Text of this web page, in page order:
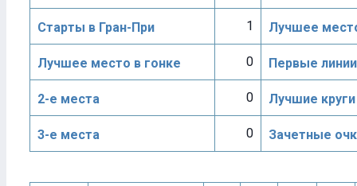
Старты в Гран-При 1 Лучшее
Лучшее место в гонке 0 Первые линии
2-е места 0 Лучшие круги
3-е места 0 Зачетные